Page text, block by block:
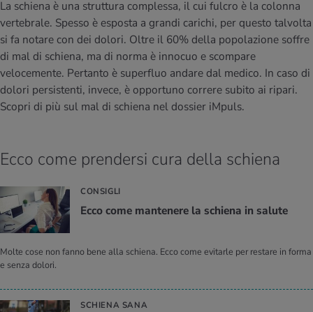
e intolleranze
nutritive
Calcolatore BMI
Fabbisogno calorico
invernali
D’ATTUALITÀ NELL’AMBITO MOVIMENTO
D’ATTUALITÀ NELL’AMBITO RILASSAMENTO
delle donne
fisici
mediche
Abbassare la pressione sanguigna
Dolori ai nervi
D’ATTUALITÀ NELL’AMBITO SERVIZIO
Offerte
Tool, test e quiz
La schiena è una struttura complessa, il cui fulcro è la colonna
vertebrale. Spesso è esposta a grandi carichi, per questo talvolta
si fa notare con dei dolori. Oltre il 60% della popolazione soffre
di mal di schiena, ma di norma è innocuo e scompare
velocemente. Pertanto è superfluo andare dal medico. In caso di
dolori persistenti, invece, è opportuno correre subito ai ripari.
Scopri di più sul mal di schiena nel dossier iMpuls.
Ecco come prendersi cura della schiena
CONSIGLI
Ecco come man­te­ne­re la schie­na in sa­lu­te
Molte cose non fanno bene alla schiena. Ecco come evitarle per restare in forma
e senza dolori.
SCHIENA SANA